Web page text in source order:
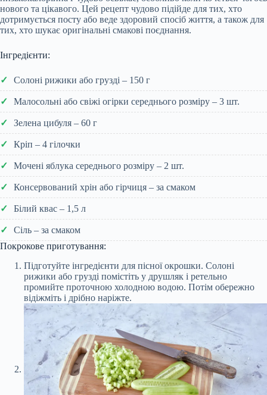
нового та цікавого. Цей рецепт чудово підійде для тих, хто
дотримується посту або веде здоровий спосіб життя, а також для
тих, хто шукає оригінальні смакові поєднання.
Інгредієнти:
Солоні рижики або грузді – 150 г
Малосольні або свіжі огірки середнього розміру – 3 шт.
Зелена цибуля – 60 г
Кріп – 4 гілочки
Мочені яблука середнього розміру – 2 шт.
Консервований хрін або гірчиця – за смаком
Білий квас – 1,5 л
Сіль – за смаком
Покрокове приготування:
Підготуйте інгредієнти для пісної окрошки. Солоні
рижики або грузді помістіть у друшляк і ретельно
промийте проточною холодною водою. Потім обережно
відіжміть і дрібно наріжте.